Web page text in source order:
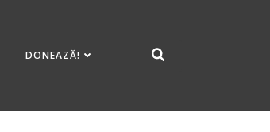
DONEAZĂ!